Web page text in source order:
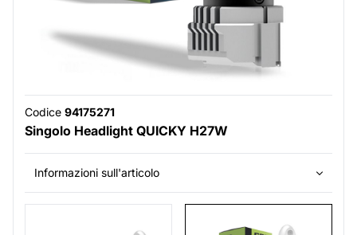
Codice 94175271
Singolo Headlight QUICKY H27W
Informazioni sull'articolo